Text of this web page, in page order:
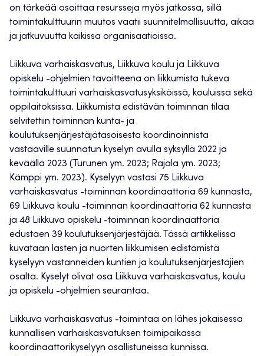
on tärkeää osoittaa resursseja myös jatkossa, sillä
toimintakulttuurin muutos vaatii suunnitelmallisuutta, aikaa
ja jatkuvuutta kaikissa organisaatioissa.
Liikkuva varhaiskasvatus, Liikkuva koulu ja Liikkuva
opiskelu -ohjelmien tavoitteena on liikkumista tukeva
toimintakulttuuri varhaiskasvatusyksiköissä, kouluissa sekä
oppilaitoksissa. Liikkumista edistävän toiminnan tilaa
selvitettiin toiminnan kunta- ja
koulutuksenjärjestäjätasoisesta koordinoinnista
vastaaville suunnatun kyselyn avulla syksyllä 2022 ja
keväällä 2023 (Turunen ym. 2023; Rajala ym. 2023;
Kämppi ym. 2023). Kyselyyn vastasi 75 Liikkuva
varhaiskasvatus -toiminnan koordinaattoria 69 kunnasta,
69 Liikkuva koulu -toiminnan koordinaattoria 62 kunnasta
ja 48 Liikkuva opiskelu -toiminnan koordinaattoria
edustaen 39 koulutuksenjärjestäjää. Tässä artikkelissa
kuvataan lasten ja nuorten liikkumisen edistämistä
kyselyyn vastanneiden kuntien ja koulutuksenjärjestäjien
osalta. Kyselyt olivat osa Liikkuva varhaiskasvatus, koulu
ja opiskelu -ohjelmien seurantaa.
Liikkuva varhaiskasvatus -toimintaa on lähes jokaisessa
kunnallisen varhaiskasvatuksen toimipaikassa
koordinaattorikyselyyn osallistuneissa kunnissa.